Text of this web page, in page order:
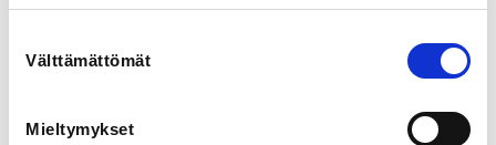
valinta
Välttämättömät
Mieltymykset
Hinta sisältää: